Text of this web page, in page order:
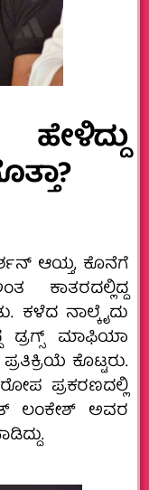
ಆಯ್ತ, ಕೊನೆಗೆ
ಕಾತರದಲ್ಲಿದ್ದ
ಕಳೆದ ನಾಲ್ಕೈದು
ಡ್ರಗ್ಸ್ ಮಾಫಿಯಾ
ಕೊಟ್ಟರು.
ಪ್ರಕರಣದಲ್ಲಿ
ಲಂಕೇಶ್ ಅವರ